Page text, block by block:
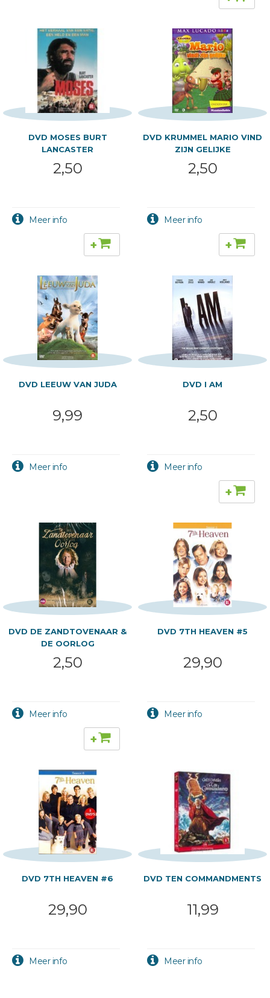
DVD MOSES BURT
LANCASTER
2,50
+
DVD KRUMMEL MARIO VIND
ZIJN GELIJKE
2,50
+
DVD LEEUW VAN JUDA
9,99
DVD I AM
2,50
+
DVD DE ZANDTOVENAAR &
DE OORLOG
2,50
+
DVD 7TH HEAVEN #5
29,90
DVD 7TH HEAVEN #6
29,90
DVD TEN COMMANDMENTS
11,99